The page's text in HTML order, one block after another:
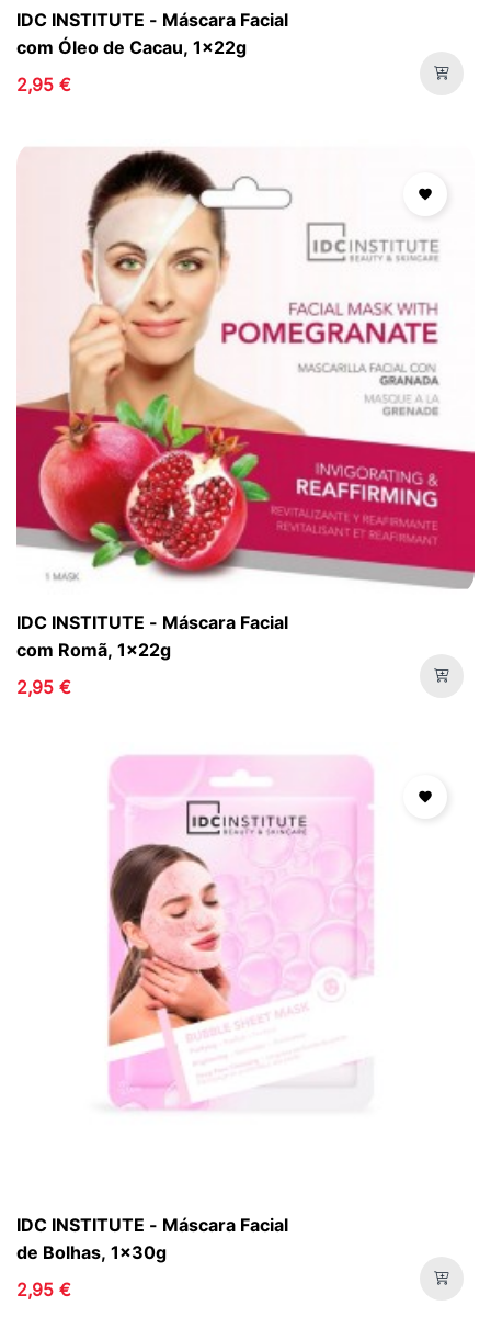
IDC INSTITUTE - Máscara Facial
com Óleo de Cacau, 1x22g
2,95 €

IDC INSTITUTE - Máscara Facial
com Romã, 1x22g
2,95 €

IDC INSTITUTE - Máscara Facial
de Bolhas, 1x30g
2,95 €